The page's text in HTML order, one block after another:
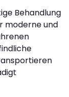
Behandlung
moderne und